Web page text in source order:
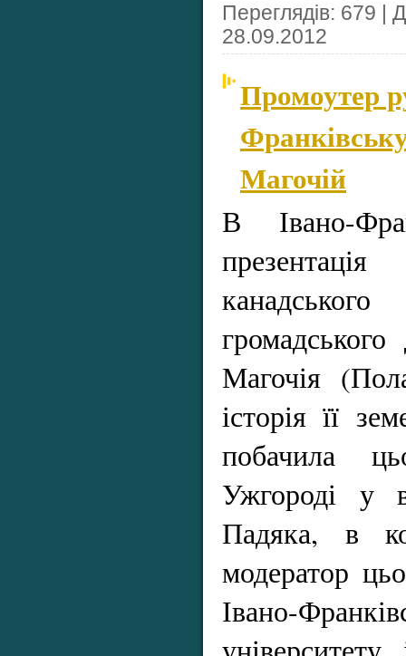
Переглядів: 679 |
28.09.2012
Промоутер
Магочій
В Івано-
Магочія
історія її
побачила
Ужгороді у
Падяка, в
модератор
Івано-